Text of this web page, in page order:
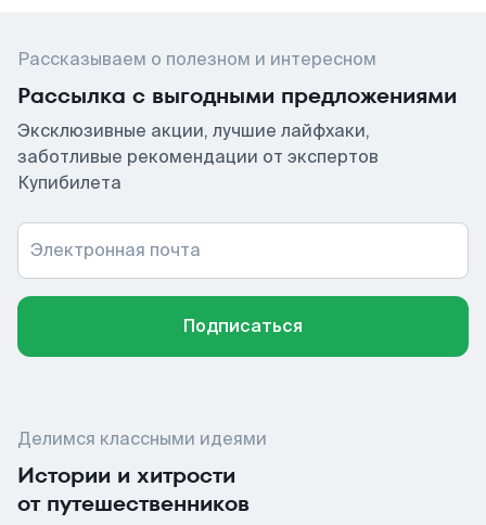
Рассказываем о полезном и интересном
Рассылка с выгодными предложениями
Эксклюзивные акции, лучшие лайфхаки,
заботливые рекомендации от экспертов
Купибилета
Электронная почта
Подписаться
Делимся классными идеями
Истории и хитрости
от путешественников